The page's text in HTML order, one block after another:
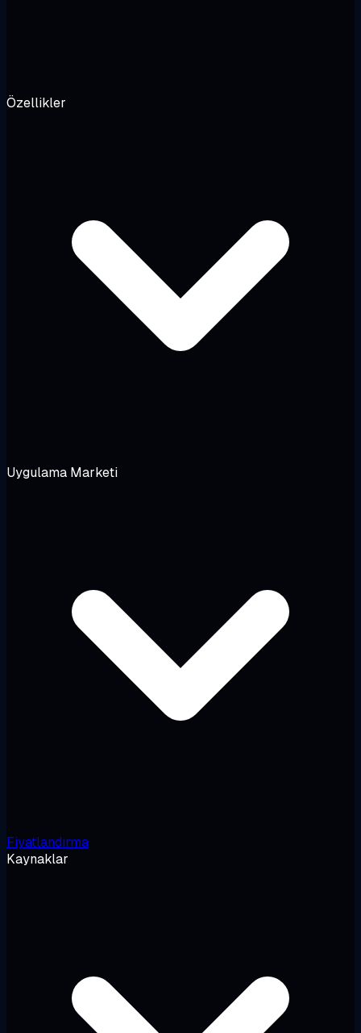
Özellikler
Uygulama Marketi
Fiyatlandırma
Kaynaklar